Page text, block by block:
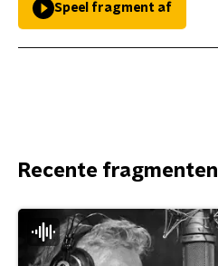
Speel fragment af
Recente fragmenten